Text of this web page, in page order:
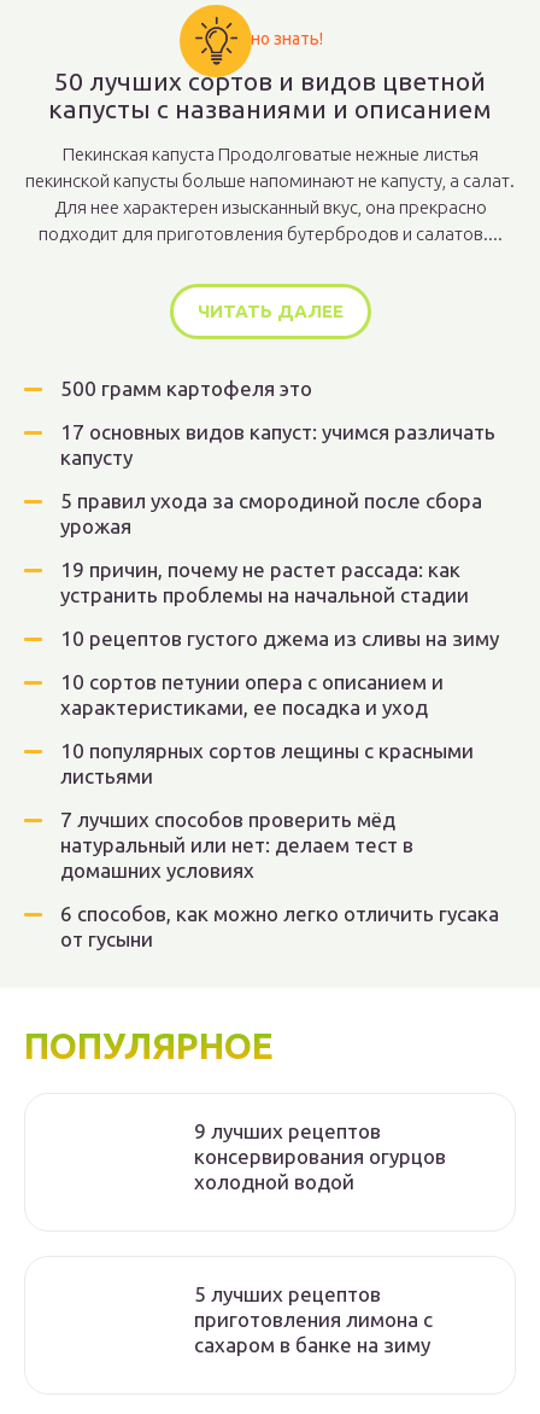
Важно знать!
50 лучших сортов и видов цветной
капусты с названиями и описанием
Пекинская капуста Продолговатые нежные листья
пекинской капусты больше напоминают не капусту, а салат.
Для нее характерен изысканный вкус, она прекрасно
подходит для приготовления бутербродов и салатов....
ЧИТАТЬ ДАЛЕЕ
500 грамм картофеля это
17 основных видов капуст: учимся различать
капусту
5 правил ухода за смородиной после сбора
урожая
19 причин, почему не растет рассада: как
устранить проблемы на начальной стадии
10 рецептов густого джема из сливы на зиму
10 сортов петунии опера с описанием и
характеристиками, ее посадка и уход
10 популярных сортов лещины с красными
листьями
7 лучших способов проверить мёд
натуральный или нет: делаем тест в
домашних условиях
6 способов, как можно легко отличить гусака
от гусыни
ПОПУЛЯРНОЕ
9 лучших рецептов
консервирования огурцов
холодной водой
5 лучших рецептов
приготовления лимона с
сахаром в банке на зиму